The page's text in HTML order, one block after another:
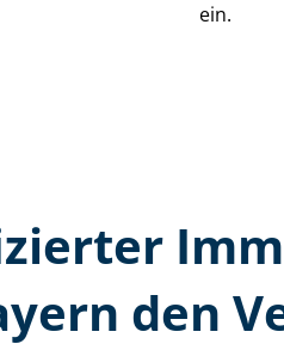
ein.
den